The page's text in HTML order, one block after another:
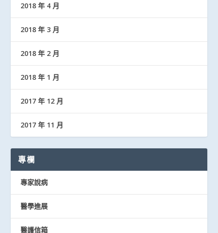
2018 年 4 月
2018 年 3 月
2018 年 2 月
2018 年 1 月
2017 年 12 月
2017 年 11 月
專欄
專家說病
醫學進展
醫護信箱